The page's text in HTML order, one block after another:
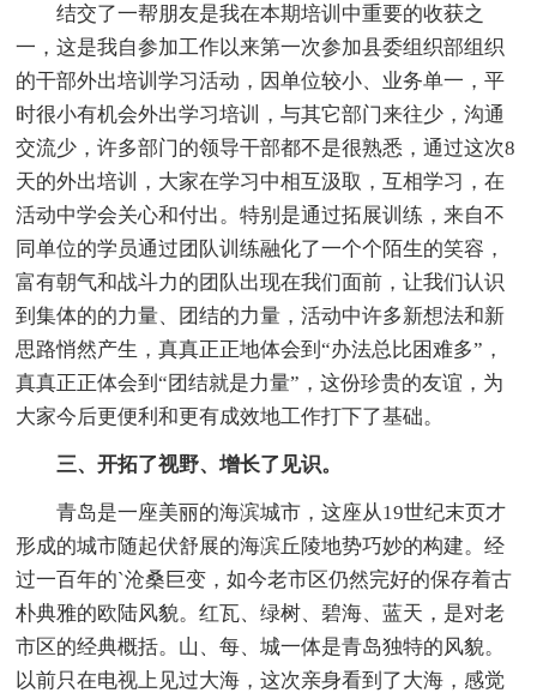
结交了一帮朋友是我在本期培训中重要的收获之
一，这是我自参加工作以来第一次参加县委组织部组织
的干部外出培训学习活动，因单位较小、业务单一，平
时很小有机会外出学习培训，与其它部门来往少，沟通
交流少，许多部门的领导干部都不是很熟悉，通过这次8
天的外出培训，大家在学习中相互汲取，互相学习，在
活动中学会关心和付出。特别是通过拓展训练，来自不
同单位的学员通过团队训练融化了一个个陌生的笑容，
富有朝气和战斗力的团队出现在我们面前，让我们认识
到集体的的力量、团结的力量，活动中许多新想法和新
思路悄然产生，真真正正地体会到“办法总比困难多”，
真真正正体会到“团结就是力量”，这份珍贵的友谊，为
大家今后更便利和更有成效地工作打下了基础。
三、开拓了视野、增长了见识。
青岛是一座美丽的海滨城市，这座从19世纪末页才
形成的城市随起伏舒展的海滨丘陵地势巧妙的构建。经
过一百年的`沧桑巨变，如今老市区仍然完好的保存着古
朴典雅的欧陆风貌。红瓦、绿树、碧海、蓝天，是对老
市区的经典概括。山、每、城一体是青岛独特的风貌。
以前只在电视上见过大海，这次亲身看到了大海，感觉